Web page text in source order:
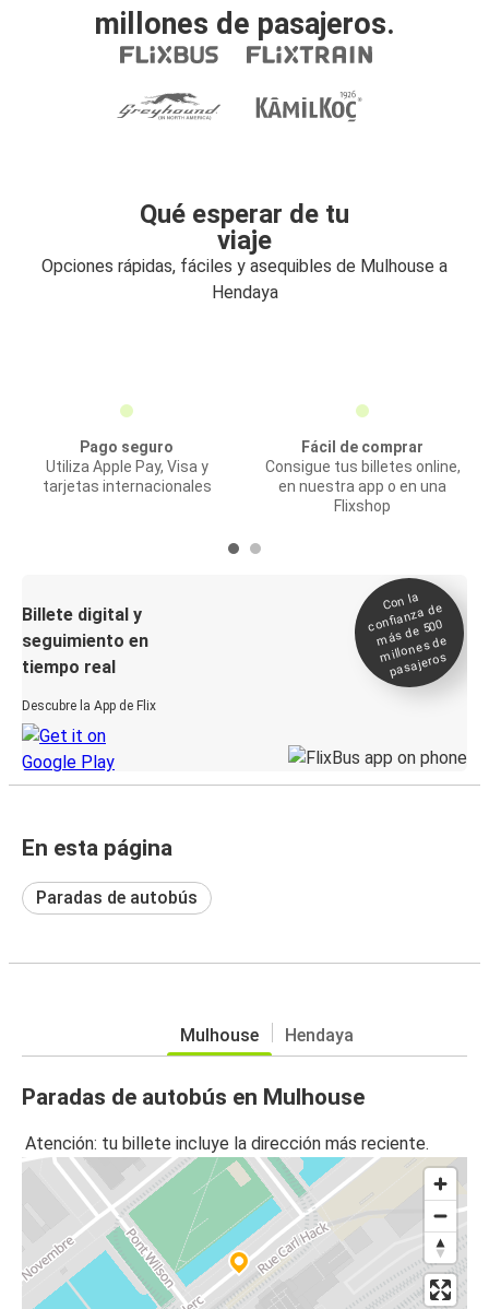
millones de pasajeros.
Qué esperar de tu
viaje
Opciones rápidas, fáciles y asequibles de Mulhouse a
Hendaya
Pago seguro
Utiliza Apple Pay, Visa y
tarjetas internacionales
Fácil de comprar
Consigue tus billetes online,
en nuestra app o en una
Flixshop
Billete digital y
seguimiento en
tiempo real
Descubre la App de Flix
Con la
confianza de
más de 500
millones de
pasajeros
En esta página
Paradas de autobús
Mulhouse Hendaya
Paradas de autobús en Mulhouse
Atención: tu billete incluye la dirección más reciente.